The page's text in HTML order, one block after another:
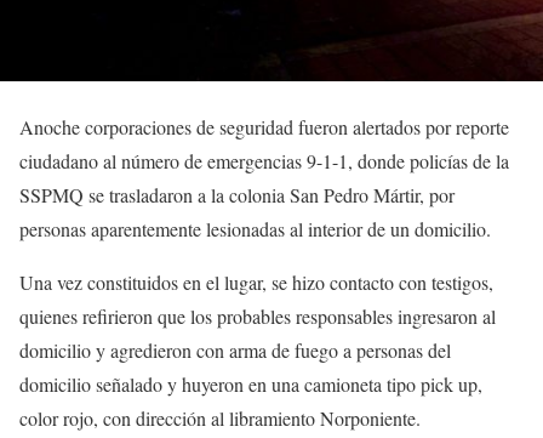
Anoche corporaciones de seguridad fueron alertados por reporte
ciudadano al número de emergencias 9-1-1, donde policías de la
SSPMQ se trasladaron a la colonia San Pedro Mártir, por
personas aparentemente lesionadas al interior de un domicilio.
Una vez constituidos en el lugar, se hizo contacto con testigos,
quienes refirieron que los probables responsables ingresaron al
domicilio y agredieron con arma de fuego a personas del
domicilio señalado y huyeron en una camioneta tipo pick up,
color rojo, con dirección al libramiento Norponiente.